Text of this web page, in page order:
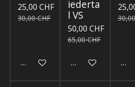
25,00 CHF
30,00 CHF
Ajouter au panier
iederta
l VS
50,00 CHF
65,00 CHF
Ajouter au panier